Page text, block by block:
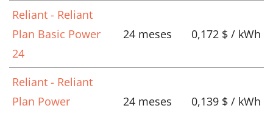
Reliant - Reliant
Plan Basic Power
24
24 meses 0,172 $ / kWh
Reliant - Reliant
Plan Power
24 meses 0,139 $ / kWh